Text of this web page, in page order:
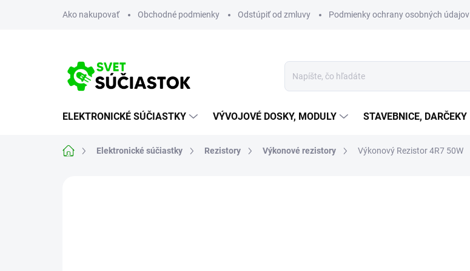
Ako nakupovať Obchodné podmienky Odstúpiť od zmluvy Podmienky ochrany osobných údajov
ELEKTRONICKÉ SÚČIASTKY VÝVOJOVÉ DOSKY, MODULY STAVEBNICE, DARČEKY
DomovElektronické súčiastky Rezistory Výkonové rezistory Výkonový Rezistor 4R7 50W